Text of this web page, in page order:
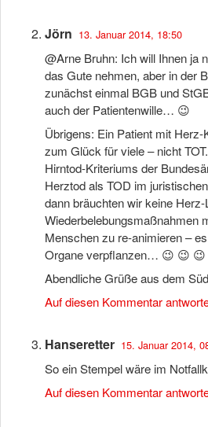
Jörn 13. Januar 2014, 18:50
@Arne Bruhn: Ich will Ihnen ja
das Gute nehmen, aber in der
zunächst einmal BGB und
auch der Patientenwille… 😉
Übrigens: Ein Patient mit
zum Glück für viele – nicht
Hirntod-Kriteriums der
Herztod als TOD im
dann bräuchten wir keine Herz-
Wiederbelebungsmaßnahmen
Menschen zu re-animieren –
Organe verpflanzen… 😉 😉 😉
Abendliche Grüße aus dem
Auf diesen Kommentar
Hanseretter 15. Januar 2014,
So ein Stempel wäre im
Auf diesen Kommentar